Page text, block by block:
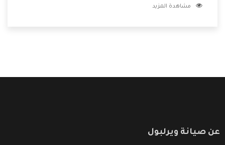
الشركة بها والتى تكون منها خدمة الصيانة التى تكون من أهم
مشاهدة المزيد
عن صيانة ويرلبول